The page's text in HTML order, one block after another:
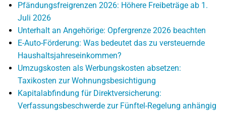
Pfändungsfreigrenzen 2026: Höhere Freibeträge ab 1.
Juli 2026
Unterhalt an Angehörige: Opfergrenze 2026 beachten
E-Auto-Förderung: Was bedeutet das zu versteuernde
Haushaltsjahreseinkommen?
Umzugskosten als Werbungskosten absetzen:
Taxikosten zur Wohnungsbesichtigung
Kapitalabfindung für Direktversicherung:
Verfassungsbeschwerde zur Fünftel-Regelung anhängig